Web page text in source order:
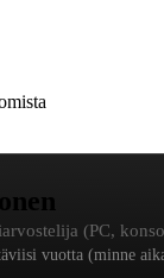
(PC,
vuotta (minne